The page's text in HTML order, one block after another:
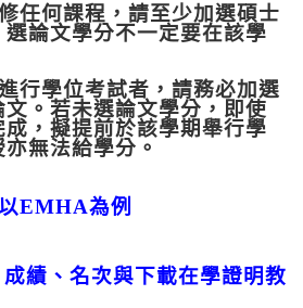
任何課程，請至少加選碩士
論文學分不一定要在該學
行學位考試者，請務必加選
。若未選論文學分，即使
成，擬提前於該學期舉行學
無法給學分。
EMHA為例
績、名次與下載在學證明教